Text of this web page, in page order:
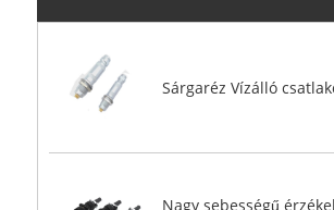
Sárgaréz Vízálló
Nagy sebességű